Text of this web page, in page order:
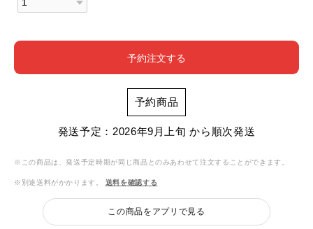
予約注文する
予約商品
発送予定：2026年9月上旬 から順次発送
※この商品は、発送予定時期が同じ商品とのみあわせて注文することができます。
※別途送料がかかります。 送料を確認する
この商品をアプリで見る